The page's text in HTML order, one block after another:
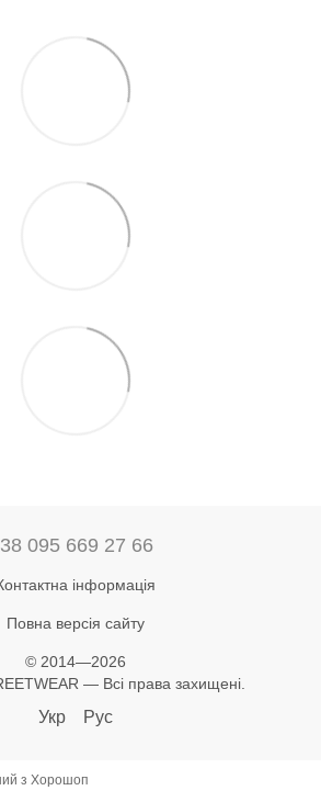
095 669 27 66
інформація
Повна версія сайту
© 2014—2026
— Всі права захищені.
Укр Рус
з Хорошоп